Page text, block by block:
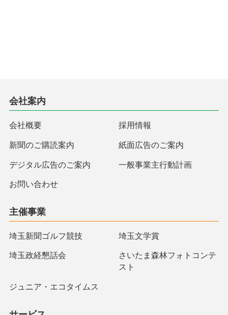
会社案内
会社概要 採用情報
新聞のご購読案内 紙面広告のご案内
デジタル広告のご案内 一般事業主行動計画
お問い合わせ
主催事業
埼玉新聞ゴルフ競技 埼玉文学賞
埼玉政経懇話会
さいたま森林フォトコンテ
スト
ジュニア・エコタイムス